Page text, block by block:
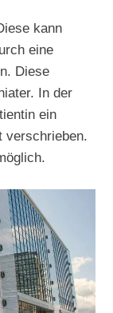
kann
eine
Diese
In der
ein
verschrieben.